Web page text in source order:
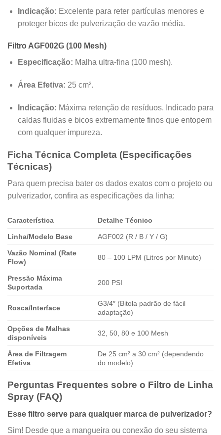
Indicação: Excelente para reter partículas menores e
proteger bicos de pulverização de vazão média.
Filtro AGF002G (100 Mesh)
Especificação: Malha ultra-fina (100 mesh).
Área Efetiva: 25 cm².
Indicação: Máxima retenção de resíduos. Indicado para
caldas fluidas e bicos extremamente finos que entopem
com qualquer impureza.
Ficha Técnica Completa (Especificações
Técnicas)
Para quem precisa bater os dados exatos com o projeto ou
pulverizador, confira as especificações da linha:
Característica Detalhe Técnico
Linha/Modelo Base AGF002 (R / B / Y / G)
Vazão Nominal (Rate
Flow)
80 – 100 LPM (Litros por Minuto)
Pressão Máxima
Suportada
200 PSI
Rosca/Interface
G3/4″ (Bitola padrão de fácil
adaptação)
Opções de Malhas
disponíveis
32, 50, 80 e 100 Mesh
Área de Filtragem
Efetiva
De 25 cm² a 30 cm² (dependendo
do modelo)
Perguntas Frequentes sobre o Filtro de Linha
Spray (FAQ)
Esse filtro serve para qualquer marca de pulverizador?
Sim! Desde que a mangueira ou conexão do seu sistema